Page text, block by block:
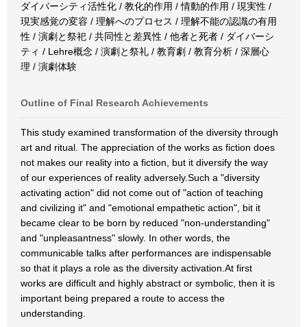
ダイバーシティ活性化 / 教化的作用 / 情動的作用 / 現実性 /
現実感覚の変容 / 理解へのプロセス / 理解不能の認識の有用
性 / 演劇と祭祀 / 共同性と差異性 / 他者と死者 / ダイバーシ
ティ / Lehre概念 / 演劇と祭礼 / 教育劇 / 教育分析 / 深層心
理 / 演劇体験
Outline of Final Research Achievements
This study examined transformation of the diversity through
art and ritual. The appreciation of the works as fiction does
not makes our reality into a fiction, but it diversify the way
of our experiences of reality adversely.Such a "diversity
activating action" did not come out of "action of teaching
and civilizing it" and "emotional empathetic action", bit it
became clear to be born by reduced "non-understanding"
and "unpleasantness" slowly. In other words, the
communicable talks after performances are indispensable
so that it plays a role as the diversity activation.At first
works are difficult and highly abstract or symbolic, then it is
important being prepared a route to access the
understanding.